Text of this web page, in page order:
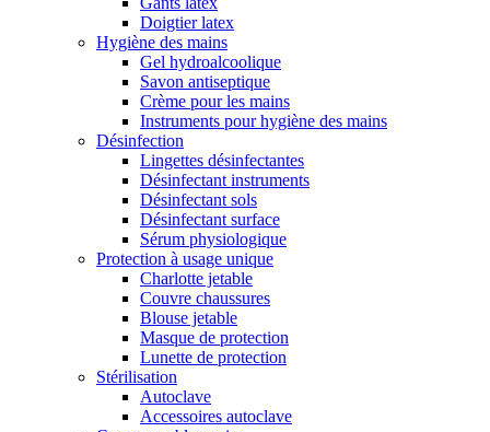
Doigtier latex
Hygiène des mains
Gel hydroalcoolique
Savon antiseptique
Crème pour les mains
Instruments pour hygiène des mains
Désinfection
Lingettes désinfectantes
Désinfectant instruments
Désinfectant sols
Désinfectant surface
Sérum physiologique
Protection à usage unique
Charlotte jetable
Couvre chaussures
Blouse jetable
Masque de protection
Lunette de protection
Stérilisation
Autoclave
Accessoires autoclave